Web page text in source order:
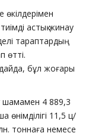
өкілдерімен
астық жинау
тараптардың
өтті.
бұл жоғары
шамамен 4 889,3
өнімділігі 11,5 ц/
тоннаға немесе